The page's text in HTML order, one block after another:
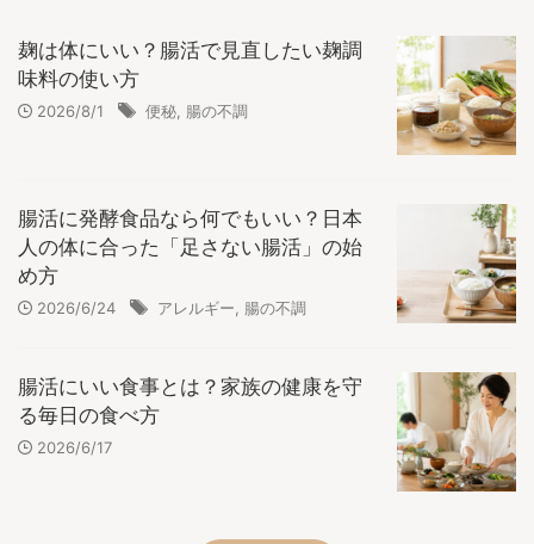
麹は体にいい？腸活で見直したい麹調
味料の使い方
2026/8/1 便秘 腸の不調
腸活に発酵食品なら何でもいい？日本
人の体に合った「足さない腸活」の始
め方
2026/6/24 アレルギー 腸の不調
腸活にいい食事とは？家族の健康を守
る毎日の食べ方
2026/6/17